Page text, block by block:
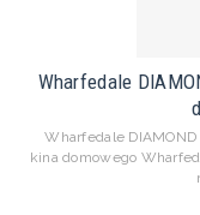
Wharfedale
Wharfedale
kina domowego